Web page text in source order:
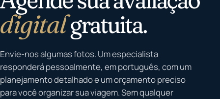
digitalgratuita.
Envie-nos algumas fotos. Um especialista
responderá pessoalmente, em português, com um
planejamento detalhado e um orçamento preciso
para você organizar sua viagem. Sem qualquer